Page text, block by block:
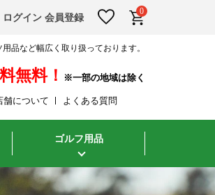
ログイン 会員登録
0
品など幅広く取り扱っております。
無料！
舗について よくある質問
ゴルフ用品